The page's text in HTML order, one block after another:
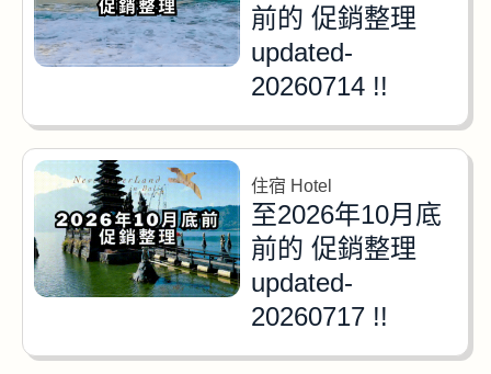
前的 促銷整理
updated-
20260714 !!
住宿 Hotel
至2026年10月底
前的 促銷整理
updated-
20260717 !!